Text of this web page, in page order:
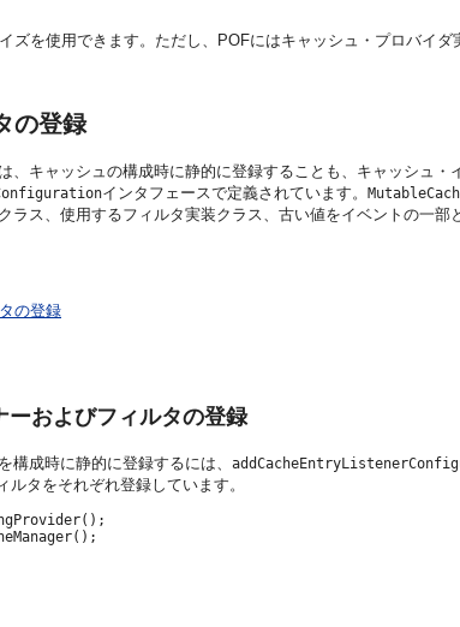
を使用できます。ただし、POFにはキャッシュ・プロバイダ
の登録
キャッシュの構成時に静的に登録することも、キャッシュ・
インタフェースで定義されています。
ス、使用するフィルタ実装クラス、古い値をイベントの一
の登録
ーおよびフィルタの登録
構成時に静的に登録するには、
タをそれぞれ登録しています。